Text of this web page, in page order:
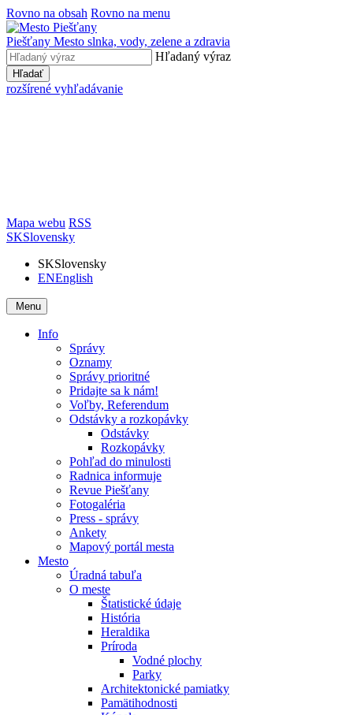
Rovno na obsah Rovno na menu
Piešťany Mesto slnka, vody, zelene a zdravia
Hľadaný výraz
Hľadať
rozšírené vyhľadávanie
Mapa webu RSS
SKSlovensky
SKSlovensky
ENEnglish
Menu
Info
Správy
Oznamy
Správy prioritné
Pridajte sa k nám!
Voľby, Referendum
Odstávky a rozkopávky
Odstávky
Rozkopávky
Pohľad do minulosti
Radnica informuje
Revue Piešťany
Fotogaléria
Press - správy
Ankety
Mapový portál mesta
Mesto
Úradná tabuľa
O meste
Štatistické údaje
História
Heraldika
Príroda
Vodné plochy
Parky
Architektonické pamiatky
Pamätihodnosti